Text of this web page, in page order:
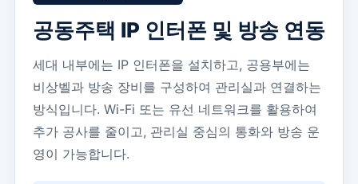
공동주택 IP 인터폰 및 방송 연동
세대 내부에는 IP 인터폰을 설치하고, 공용부에는
비상벨과 방송 장비를 구성하여 관리실과 연결하는
방식입니다. Wi-Fi 또는 유선 네트워크를 활용하여
추가 공사를 줄이고, 관리실 중심의 통화와 방송 운
영이 가능합니다.